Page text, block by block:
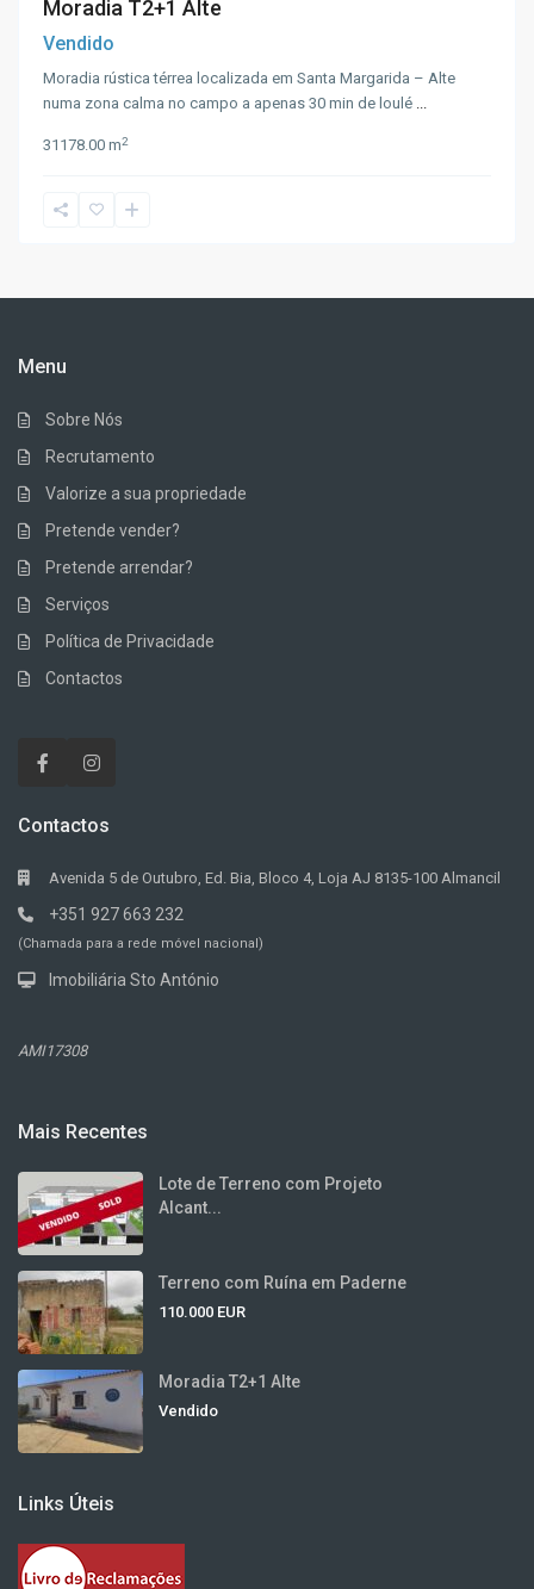
Moradia T2+1 Alte
Vendido
Moradia rústica térrea localizada em Santa Margarida – Alte
numa zona calma no campo a apenas 30 min de loulé ...
31 178.00 m2
Menu
Sobre Nós
Recrutamento
Valorize a sua propriedade
Pretende vender?
Pretende arrendar?
Serviços
Política de Privacidade
Contactos
Contactos
Avenida 5 de Outubro, Ed. Bia, Bloco 4, Loja AJ 8135-100 Almancil
+351 927 663 232
(Chamada para a rede móvel nacional)
Imobiliária Sto António
AMI17308
Mais Recentes
Lote de Terreno com Projeto
Alcant...
Terreno com Ruína em Paderne
110.000 EUR
Moradia T2+1 Alte
Vendido
Links Úteis